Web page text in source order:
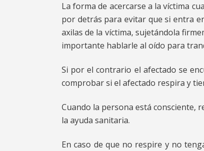
La forma de acercarse a la víctima
por detrás para evitar que si entra
axilas de la víctima, sujetándola
importante hablarle al oído para
Si por el contrario el afectado se
comprobar si el afectado respira y
Cuando la persona está consciente,
la ayuda sanitaria.
En caso de que no respire y no